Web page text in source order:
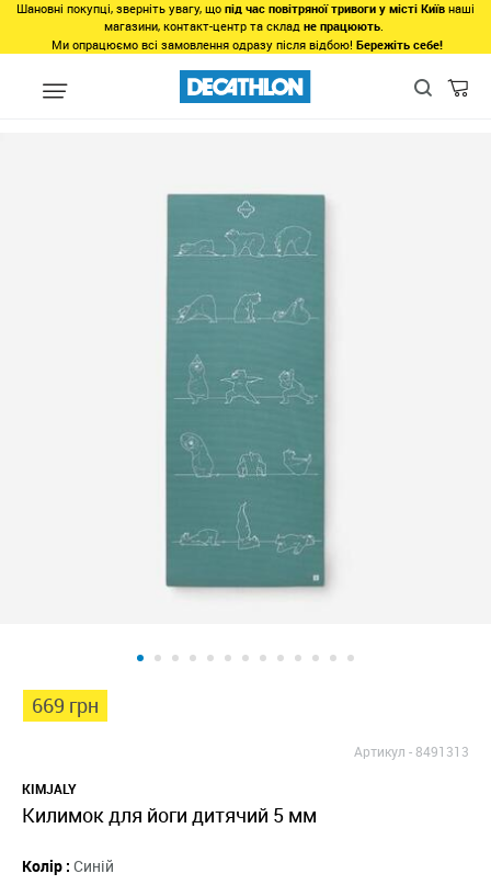
Шановні покупці, зверніть увагу, що під час повітряної тривоги у місті Київ наші
магазини, контакт-центр та склад не працюють.
Ми опрацюємо всі замовлення одразу після відбою! Бережіть себе!
Види спорту Фітнес, спортзал Фітнес Спорядження для
669 грн
Артикул -8491313
KIMJALY
Килимок для йоги дитячий 5 мм
Колір : Синій